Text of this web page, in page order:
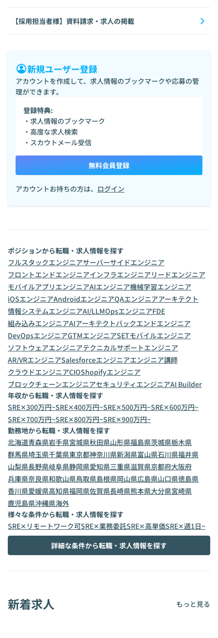
【採用担当者様】資料請求・求人の掲載
新規ユーザー登録
アカウントを作成して、求人情報のブックマークや応募の管
理ができます。
登録特典:
・求人情報のブックマーク
・高度な求人検索
・スカウトメール受信
無料会員登録
アカウントお持ちの方は、 ログイン
ポジションから転職・求人情報を探す
フルスタックエンジニアサーバーサイドエンジニア
フロントエンドエンジニアインフラエンジニア リードエンジニア
モバイルアプリエンジニアAIエンジニア機械学習エンジニア
iOSエンジニアAndroidエンジニアQAエンジニアアーキテクト
情報システムエンジニアAI/LLMOpsエンジニアFDE
組み込みエンジニアAIアーキテクトバックエンドエンジニア
DevOpsエンジニアGTMエンジニアSETモバイルエンジニア
ソフトウェアエンジニアテクニカルサポートエンジニア
AR/VRエンジニアSalesforceエンジニアエンジニア講師
クラウドエンジニアCIOShopifyエンジニア
ブロックチェーンエンジニアセキュリティエンジニアAI Builder
年収から転職・求人情報を探す
SRE✕300万円~SRE✕400万円~SRE✕500万円~SRE✕600万円~
SRE✕700万円~SRE✕800万円~SRE✕900万円~
勤務地から転職・求人情報を探す
北海道青森県岩手県宮城県秋田県山形県福島県茨城県栃木県
群馬県埼玉県千葉県東京都神奈川県新潟県富山県石川県福井県
山梨県長野県岐阜県静岡県愛知県三重県滋賀県京都府大阪府
兵庫県奈良県和歌山県鳥取県島根県岡山県広島県山口県徳島県
香川県愛媛県高知県福岡県佐賀県長崎県熊本県大分県宮崎県
鹿児島県沖縄県海外
様々な条件から転職・求人情報を探す
SRE✕リモートワーク可SRE✕業務委託SRE✕高単価SRE✕週1日~
詳細な条件から転職・求人情報を探す
新着求人 もっと見る